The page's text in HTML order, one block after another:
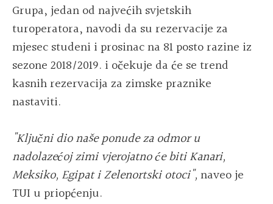
Grupa, jedan od najvećih svjetskih
turoperatora, navodi da su rezervacije za
mjesec studeni i prosinac na 81 posto razine iz
sezone 2018/2019. i očekuje da će se trend
kasnih rezervacija za zimske praznike
nastaviti.
"Ključni dio naše ponude za odmor u
nadolazećoj zimi vjerojatno će biti Kanari,
Meksiko, Egipat i Zelenortski otoci",naveo je
TUI u priopćenju.